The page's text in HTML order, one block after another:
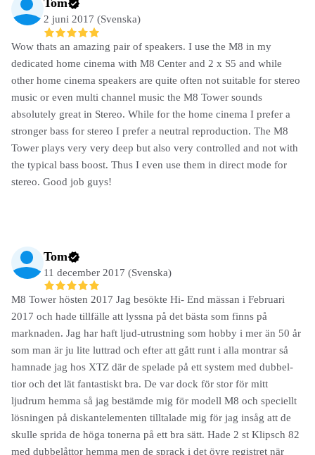
Tom
2 juni 2017 (Svenska)
Wow thats an amazing pair of speakers. I use the M8 in my
dedicated home cinema with M8 Center and 2 x S5 and while
other home cinema speakers are quite often not suitable for stereo
music or even multi channel music the M8 Tower sounds
absolutely great in Stereo. While for the home cinema I prefer a
stronger bass for stereo I prefer a neutral reproduction. The M8
Tower plays very very deep but also very controlled and not with
the typical bass boost. Thus I even use them in direct mode for
stereo. Good job guys!
Tom
11 december 2017 (Svenska)
M8 Tower hösten 2017 Jag besökte Hi- End mässan i Februari
2017 och hade tillfälle att lyssna på det bästa som finns på
marknaden. Jag har haft ljud-utrustning som hobby i mer än 50 år
som man är ju lite luttrad och efter att gått runt i alla montrar så
hamnade jag hos XTZ där de spelade på ett system med dubbel-
tior och det lät fantastiskt bra. De var dock för stor för mitt
ljudrum hemma så jag bestämde mig för modell M8 och speciellt
lösningen på diskantelementen tilltalade mig för jag insåg att de
skulle sprida de höga tonerna på ett bra sätt. Hade 2 st Klipsch 82
med dubbelåttor hemma men de sprack i det övre registret när